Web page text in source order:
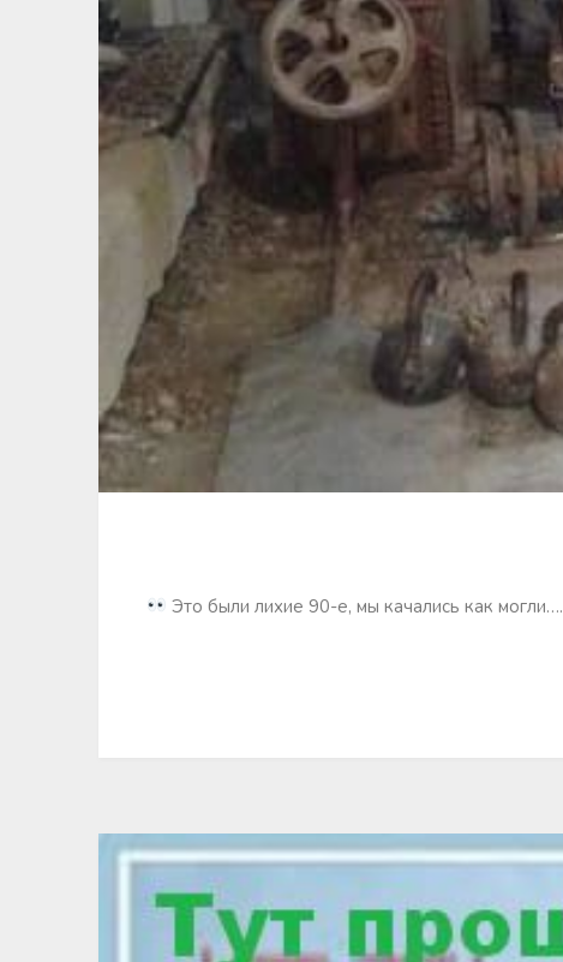
Это были лихие 90-е, мы качались как могли….